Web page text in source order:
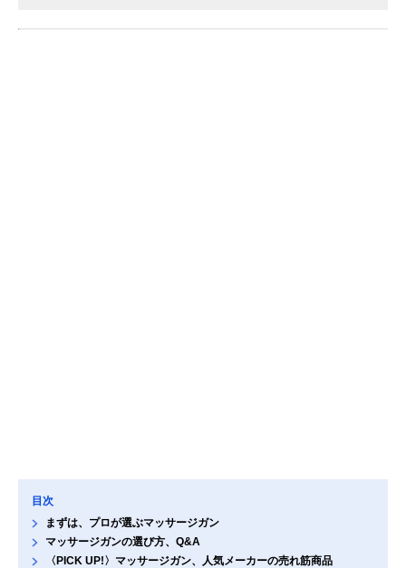
目次
まずは、プロが選ぶマッサージガン
マッサージガンの選び方、Q&A
〈PICK UP!〉マッサージガン、人気メーカーの売れ筋商品